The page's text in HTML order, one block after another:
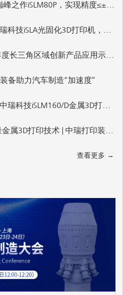
中瑞科技金属精细3D打印巅峰之作iSLM80P，实现精度≤±0.05mm、Ra≤3.2μm的超光洁表面质量
用户案例 | 日本客户引进中瑞科技iSLA光固化3D打印机，实现工期缩短50%，材料成本降低90%
喜报 | 中瑞科技入选2025年度长三角区域创新产品应用示范案例
备助力汽车制造“加速度”
教育科研与工业智造利器 | 中瑞科技iSLM160/D金属3D打印设备
机器视觉赋能高精度高质量金属3D打印技术 | 中瑞打印装备在国际会议展示
查看更多 →